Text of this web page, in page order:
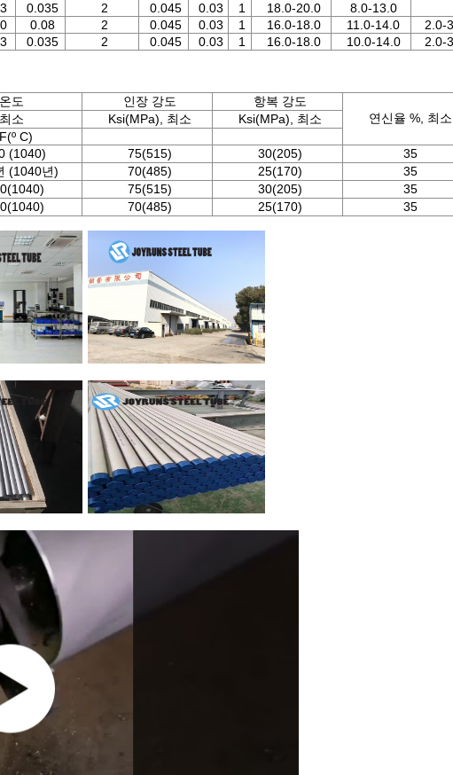
0.035 2 0.045 0.03 1 18.0-20.0
8.0-13.0
0.08 2 0.045 0.03 1 16.0-18.0 11.0-14.0
2.0-
0.035 2 0.045 0.03 1 16.0-18.0 10.0-14.0 2.0-
온도 인장 강도
항복 강도
연신율 %, 최소
최소 Ksi(MPa), 최소
Ksi(MPa), 최소
C)
(1040) 75(515) 30(205)
35
(1040년) 70(485) 25(170)
35
75(515) 30(205)
35
70(485) 25(170) 35